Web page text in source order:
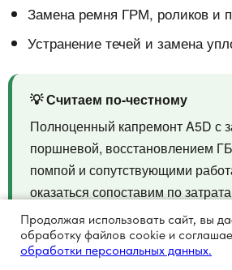
Замена ремня ГРМ, роликов и
Устранение течей и замена
💡 Считаем по-честному
Полноценный капремонт A5D с
поршневой, восстановлением
помпой и сопутствующими
оказаться сопоставим по
нового двигателя. При этом
чистый ресурс, заводское
результат.
Продолжая использовать сайт, вы
обработку файлов cookie и
обработки персональных данных.